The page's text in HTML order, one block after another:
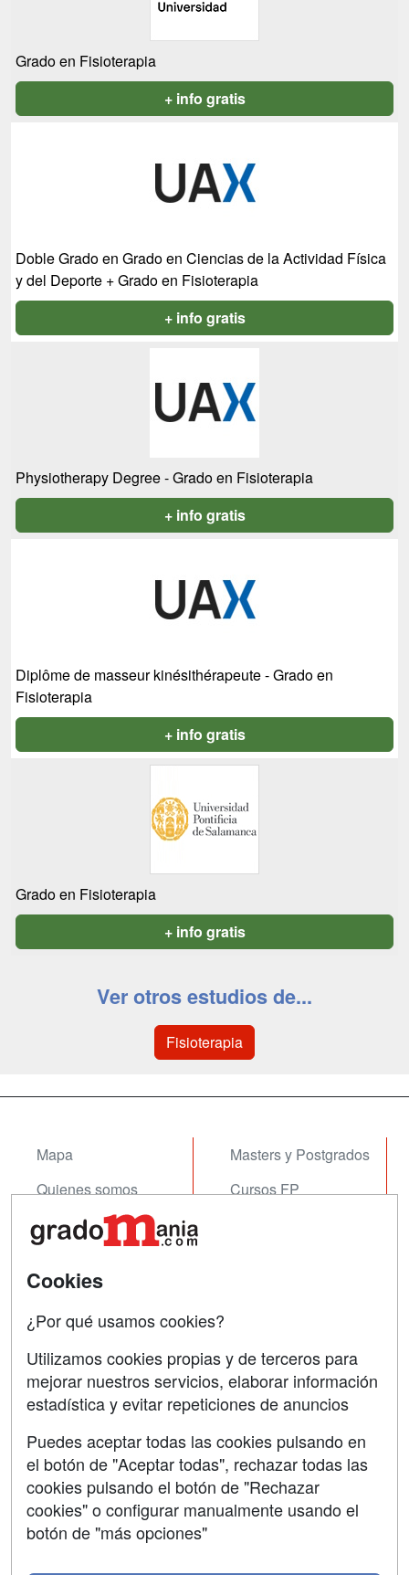
Grado en Fisioterapia
+ info gratis
Doble Grado en Grado en Ciencias de la Actividad Física
y del Deporte + Grado en Fisioterapia
+ info gratis
Physiotherapy Degree - Grado en Fisioterapia
+ info gratis
Diplôme de masseur kinésithérapeute - Grado en
Fisioterapia
+ info gratis
Grado en Fisioterapia
+ info gratis
Ver otros estudios de...
Fisioterapia
Mapa
Quienes somos
Tarifas publicidad
Acceso Centros
Masters y Postgrados
Cursos FP
Contactar
Confidencialidad
Aviso legal
Copyleft
Cookies
¿Por qué usamos cookies?
Utilizamos cookies propias y de terceros para
mejorar nuestros servicios, elaborar información
estadística y evitar repeticiones de anuncios
Puedes aceptar todas las cookies pulsando en
el botón de "Aceptar todas", rechazar todas las
cookies pulsando el botón de "Rechazar
cookies" o configurar manualmente usando el
botón de "más opciones"